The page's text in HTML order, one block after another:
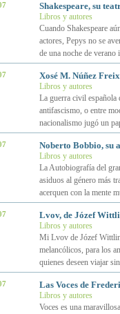
Shakespeare, su
Libros y autores
Cuando Shakespeare
actores, Pepys no se
de una noche de
Xosé M. Núñez
Libros y autores
La guerra civil española
antifascismo, o entre
nacionalismo jugó un
Noberto Bobbio, su
Libros y autores
La Autobiografía del
asiduos al género más
acerquen con la mente
Lvov, de Józef
Libros y autores
Mi Lvov de Józef Wittlin
melancólicos, para los
quienes deseen viajar
Las Voces de
Libros y autores
Voces es una